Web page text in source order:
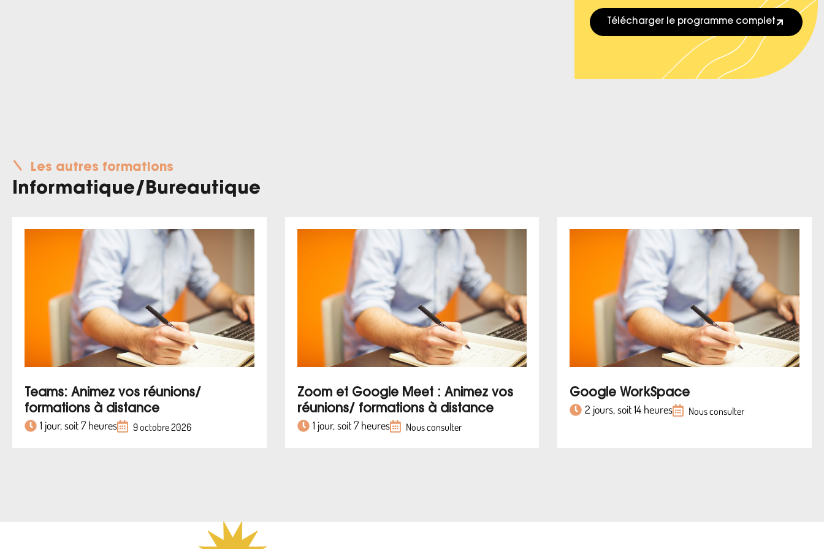
Télécharger le programme complet
Les autres formations
Informatique/Bureautique
Teams: Animez vos réunions/
formations à distance
1 jour, soit 7 heures 9 octobre 2026
Zoom et Google Meet : Animez vos
réunions/ formations à distance
1 jour, soit 7 heures Nous consulter
Google WorkSpace
2 jours, soit 14 heures Nous consulter